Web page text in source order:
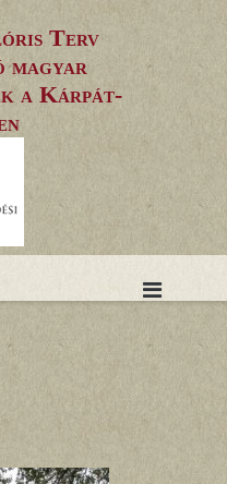
Terv
magyar
a Kárpát-